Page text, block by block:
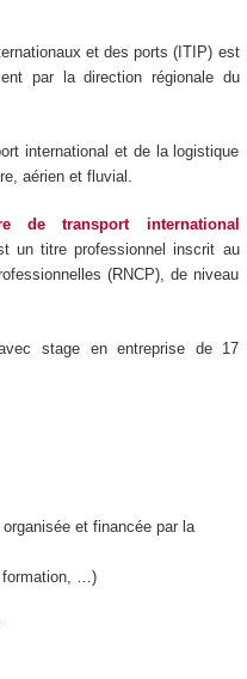
et des ports (ITIP) est
par la direction régionale du
international et de la logistique
aérien et fluvial.
de transport international
un titre professionnel inscrit au
(RNCP), de niveau
stage en entreprise de 17
et financée par la
formation, …)